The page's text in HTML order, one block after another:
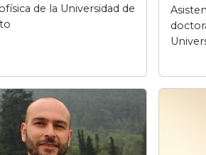
de la Universidad de